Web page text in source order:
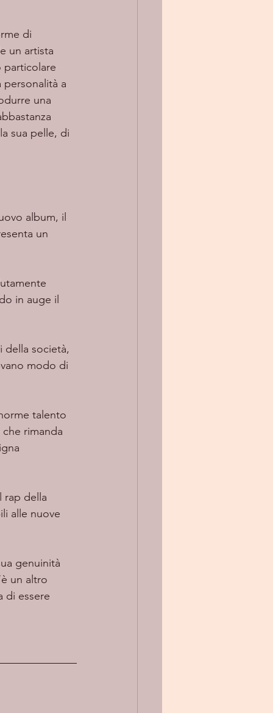
di
un artista
particolare
a
una
sua pelle, di
un
in auge il
della società,
modo di
talento
rimanda
alle nuove
genuinità
un altro
di essere